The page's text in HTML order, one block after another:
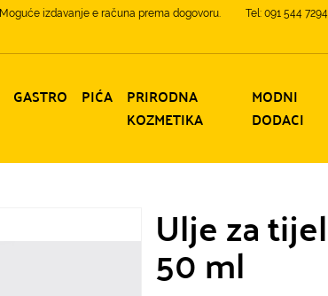
Moguće izdavanje e računa prema dogovoru. Tel: 091 544
GASTRO PIĆA PRIRODNA
KOZMETIKA
MODNI
DODACI
Ulje za
50 ml